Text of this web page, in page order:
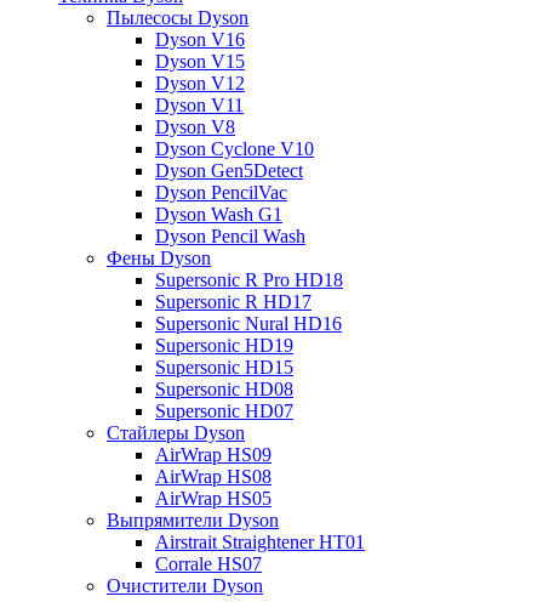
Пылесосы Dyson
Dyson V16
Dyson V15
Dyson V12
Dyson V11
Dyson V8
Dyson Cyclone V10
Dyson Gen5Detect
Dyson PencilVac
Dyson Wash G1
Dyson Pencil Wash
Фены Dyson
Supersonic R Pro HD18
Supersonic R HD17
Supersonic Nural HD16
Supersonic HD19
Supersonic HD15
Supersonic HD08
Supersonic HD07
Стайлеры Dyson
AirWrap HS09
AirWrap HS08
AirWrap HS05
Выпрямители Dyson
Airstrait Straightener HT01
Corrale HS07
Очистители Dyson